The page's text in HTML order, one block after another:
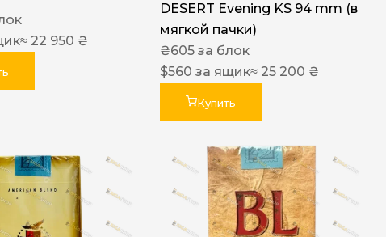
≈ 22 950 ₴
DESERT Evening KS 94 mm (в
мягкой пачки)
₴605 за блок
$560 за ящик≈ 25 200 ₴
Купить